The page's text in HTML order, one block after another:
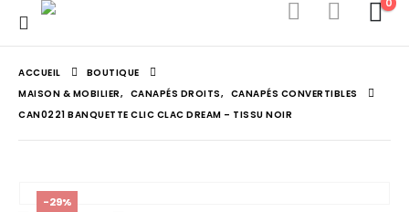
0
ACCUEIL
BOUTIQUE
MAISON & MOBILIER, CANAPÉS DROITS, CANAPÉS CONVERTIBLES
CAN0221 BANQUETTE CLIC CLAC DREAM – TISSU NOIR
-29%